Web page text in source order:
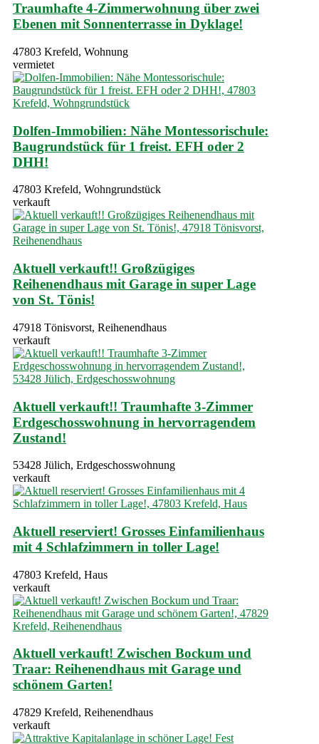
Traumhafte 4-Zimmerwohnung über zwei
Ebenen mit Sonnenterrasse in Dyklage!
47803 Krefeld, Wohnung
vermietet
Dolfen-Immobilien: Nähe Montessorischule:
Baugrundstück für 1 freist. EFH oder 2
DHH!
47803 Krefeld, Wohngrundstück
verkauft
Aktuell verkauft!! Großzügiges
Reihenendhaus mit Garage in super Lage
von St. Tönis!
47918 Tönisvorst, Reihenendhaus
verkauft
Aktuell verkauft!! Traumhafte 3-Zimmer
Erdgeschosswohnung in hervorragendem
Zustand!
53428 Jülich, Erdgeschosswohnung
verkauft
Aktuell reserviert! Grosses Einfamilienhaus
mit 4 Schlafzimmern in toller Lage!
47803 Krefeld, Haus
verkauft
Aktuell verkauft! Zwischen Bockum und
Traar: Reihenendhaus mit Garage und
schönem Garten!
47829 Krefeld, Reihenendhaus
verkauft